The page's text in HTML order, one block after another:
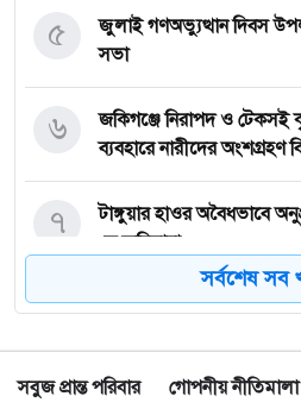
জুলাই গণঅভ্যুত্থান দিবস
সভা
৫
জকিগঞ্জে নিরাপদ ও টেকসই
ব্যবহারে নারীদের অংশগ্রহণ
৬
টাঙ্গুয়ার হাওর অবৈধভাবে
কে জরিমানা
৭
সেপ্টেম্বর থেকে সিলেট
৮
জকিগঞ্জে প্রাইম মিনিস্টার্স
সর্বশেষ সব
সবুজ প্রান্ত পরিবার গোপনীয় নীতিমালা